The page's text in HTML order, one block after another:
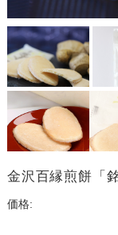
金沢百縁煎餅「
価格: